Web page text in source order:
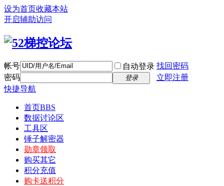
设为首页收藏本站
开启辅助访问
帐号 自动登录 找回密码
密码
登录
立即注册
快捷导航
首页BBS
数据讨论区
工具区
锤子解密器
勋章领取
购买其它
积分充值
购卡送积分